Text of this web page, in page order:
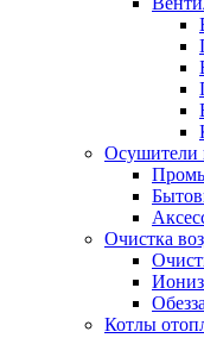
Осушители
Очистка
Котлы